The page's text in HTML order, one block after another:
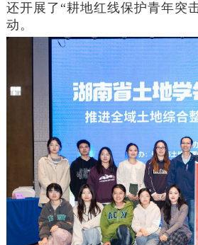
还开展了“耕地红线保护青年突
动。